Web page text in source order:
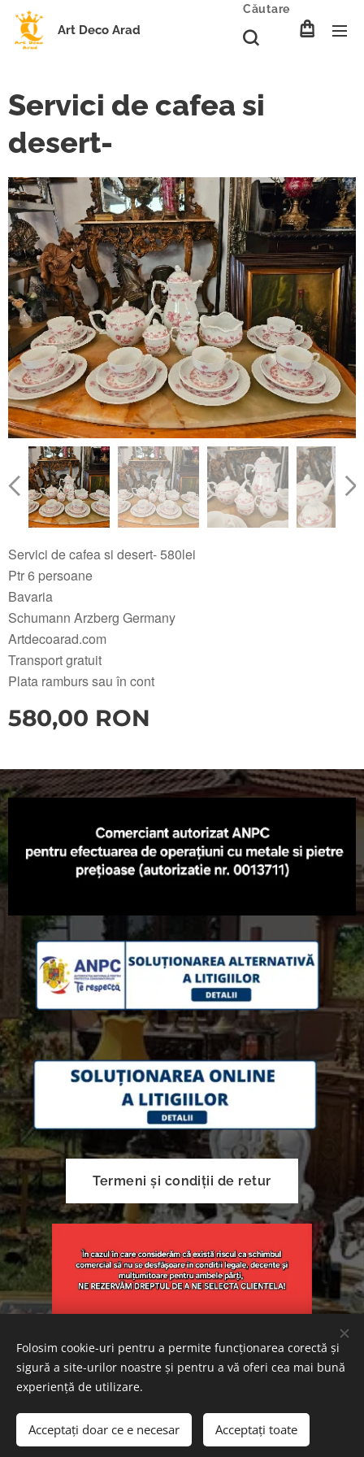
Art Deco Arad
Căutare
Servici de cafea si
desert-
Servici de cafea si desert- 580lei
Ptr 6 persoane
Bavaria
Schumann Arzberg Germany
Artdecoarad.com
Transport gratuit
Plata ramburs sau în cont
580,00 RON
Adăugați în coș
Termeni și condiții de retur
Creat cuWebnode Cookie-uri
Folosim cookie-uri pentru a permite funcționarea corectă și
sigură a site-urilor noastre și pentru a vă oferi cea mai bună
experiență de utilizare.
Acceptați doar ce e necesar Acceptați toate